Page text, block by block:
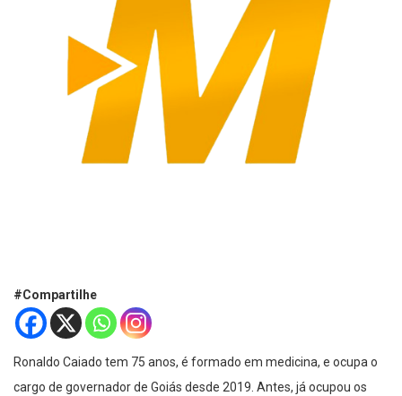
#Compartilhe
Ronaldo Caiado tem 75 anos, é formado em medicina, e ocupa o
cargo de governador de Goiás desde 2019. Antes, já ocupou os